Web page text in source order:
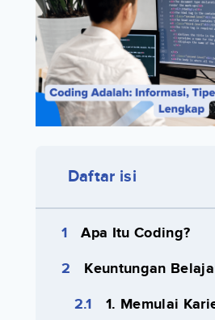
Daftar isi
Apa Itu Coding?
Keuntungan
1. Memulai